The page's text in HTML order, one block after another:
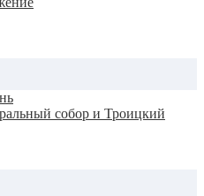
собор и Троицкий